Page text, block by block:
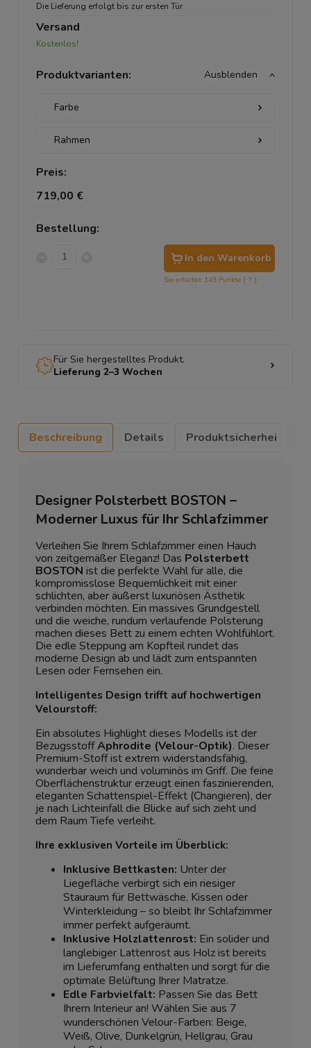
Die Lieferung erfolgt bis zur ersten Tür
Versand
Kostenlos!
Produktvarianten: Ausblenden
Preis:
719,00 €
Bestellung:
In den Warenkorb
Sie erhalten 143 Punkte [ ? ]
Für Sie hergestelltes Produkt.
Lieferung 2–3 Wochen
Beschreibung Details Produktsicherhei
Designer Polsterbett BOSTON –
Moderner Luxus für Ihr Schlafzimmer
Verleihen Sie Ihrem Schlafzimmer einen Hauch
von zeitgemäßer Eleganz! Das Polsterbett
BOSTON ist die perfekte Wahl für alle, die
kompromisslose Bequemlichkeit mit einer
schlichten, aber äußerst luxuriösen Ästhetik
verbinden möchten. Ein massives Grundgestell
und die weiche, rundum verlaufende Polsterung
machen dieses Bett zu einem echten Wohlfühlort.
Die edle Steppung am Kopfteil rundet das
moderne Design ab und lädt zum entspannten
Lesen oder Fernsehen ein.
Intelligentes Design trifft auf hochwertigen
Velourstoff:
Ein absolutes Highlight dieses Modells ist der
BezugsstoffAphrodite (Velour-Optik). Dieser
Premium-Stoff ist extrem widerstandsfähig,
wunderbar weich und voluminös im Griff. Die feine
Oberflächenstruktur erzeugt einen faszinierenden,
eleganten Schattenspiel-Effekt (Changieren), der
je nach Lichteinfall die Blicke auf sich zieht und
dem Raum Tiefe verleiht.
Ihre exklusiven Vorteile im Überblick:
Inklusive Bettkasten: Unter der
Liegefläche verbirgt sich ein riesiger
Stauraum für Bettwäsche, Kissen oder
Winterkleidung – so bleibt Ihr Schlafzimmer
immer perfekt aufgeräumt.
Inklusive Holzlattenrost: Ein solider und
langlebiger Lattenrost aus Holz ist bereits
im Lieferumfang enthalten und sorgt für die
optimale Belüftung Ihrer Matratze.
Edle Farbvielfalt: Passen Sie das Bett
Ihrem Interieur an! Wählen Sie aus 7
wunderschönen Velour-Farben: Beige,
Weiß, Olive, Dunkelgrün, Hellgrau, Grau